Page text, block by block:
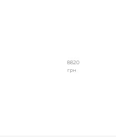
8820
грн